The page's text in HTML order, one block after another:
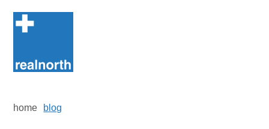
to
home blog